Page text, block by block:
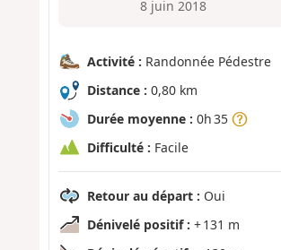
8 juin 2018
Activité : Randonnée Pédestre
Distance : 0,80 km
Durée moyenne : 0h 35
Difficulté : Facile
Retour au départ : Oui
Dénivelé positif : + 131 m